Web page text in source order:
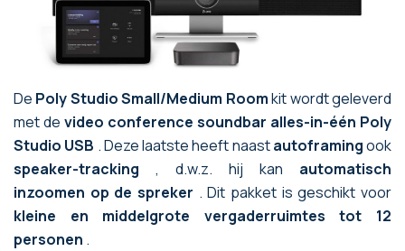
De Poly Studio Small/Medium Roomkit wordt geleverd
met de video conference soundbar alles-in-één Poly
Studio USB . Deze laatste heeft naastautoframingook
speaker-tracking , d.w.z. hij kan automatisch
inzoomen op de spreker . Dit pakket is geschikt voor
kleine en middelgrote vergaderruimtes tot 12
personen .